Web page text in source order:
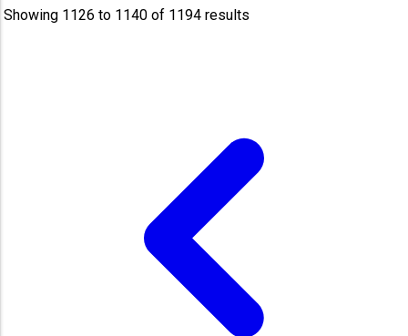
Showing 1126 to 1140 of 1194 results